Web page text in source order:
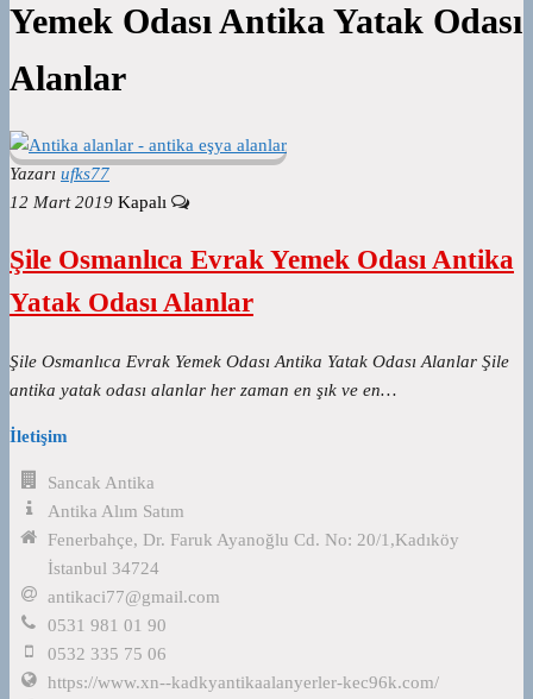
Yemek Odası Antika Yatak Odası
Alanlar
Yazarı ufks77
12 Mart 2019 Kapalı
Şile Osmanlıca Evrak Yemek Odası Antika
Yatak Odası Alanlar
Şile Osmanlıca Evrak Yemek Odası Antika Yatak Odası Alanlar Şile
antika yatak odası alanlar her zaman en şık ve en…
İletişim
Sancak Antika
Antika Alım Satım
Fenerbahçe, Dr. Faruk Ayanoğlu Cd. No: 20/1,Kadıköy
İstanbul 34724
antikaci77@gmail.com
0531 981 01 90
0532 335 75 06
https://www.xn--kadkyantikaalanyerler-kec96k.com/